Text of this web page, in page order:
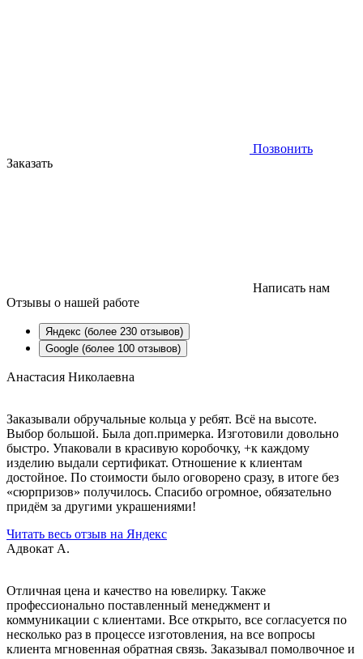
Позвонить
Заказать
Написать нам
Отзывы о нашей работе
Яндекс (более 230 отзывов)
Google (более 100 отзывов)
Анастасия Николаевна
Заказывали обручальные кольца у ребят. Всё на высоте.
Выбор большой. Была доп.примерка. Изготовили довольно
быстро. Упаковали в красивую коробочку, +к каждому
изделию выдали сертификат. Отношение к клиентам
достойное. По стоимости было оговорено сразу, в итоге без
«сюрпризов» получилось. Спасибо огромное, обязательно
придём за другими украшениями!
Читать весь отзыв на Яндекс
Адвокат А.
Отличная цена и качество на ювелирку. Также
профессионально поставленный менеджмент и
коммуникации с клиентами. Все открыто, все согласуется по
несколько раз в процессе изготовления, на все вопросы
клиента мгновенная обратная связь. Заказывал помолвочное и